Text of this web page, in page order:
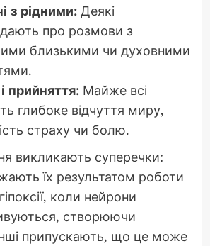
з рідними:Деякі
про розмови з
близькими чи духовними
прийняття:Майже всі
глибоке відчуття миру,
страху чи болю.
викликають суперечки:
їх результатом роботи
коли нейрони
створюючи
припускають, що це може